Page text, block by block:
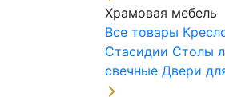
Храмовая мебель
Все товары
Стасидии Столы
свечные Двери